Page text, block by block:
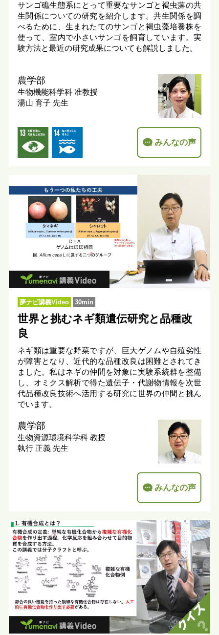
サンゴ礁生態系にとって重要なサンゴと褐虫藻の共
生関係についての研究を紹介します。共生関係を調
べるために、生まれたてのサンゴと褐虫藻培養株を
使って、室内で小さいサンゴを飼育しています。実
験方法と最近の研究成果についても解説しました。
農学部
生物機能科学科 准教授
湯山 育子 先生
みんなの声
夢ナビ講義Video 30min
世界と挑むネギ類遺伝研究と品種改
良
ネギ類は重要な野菜ですが、巨大ゲノムや自殖劣性
が障害となり、近代的な品種改良は困難とされてき
ました。私はネギの仲間を対象に実験系統群を整備
し、オミクス解析で得た遺伝子・代謝物情報を次世
代品種改良技術へ活用する研究に世界の仲間と挑ん
でいます。
農学部
生物資源環境科学科 教授
執行 正義 先生
みんなの声